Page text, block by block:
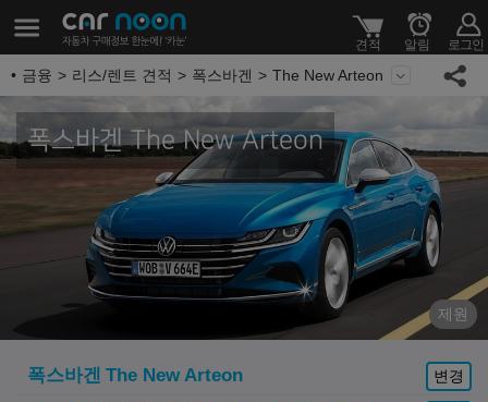
금융 리스/렌트 견적 폭스바겐 The New Arteon
폭스바겐 The New Arteon
제원
폭스바겐 The New Arteon 변경